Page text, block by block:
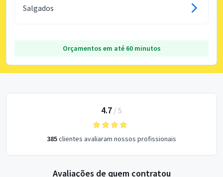
Salgados
Orçamentos em até 60 minutos
4.7 / 5
385clientes avaliaram nossos profissionais
Avaliações de quem contratou